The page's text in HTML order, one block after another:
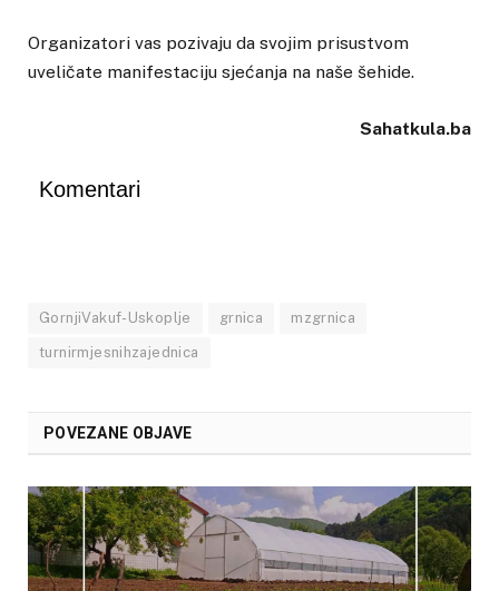
Organizatori vas pozivaju da svojim prisustvom
uveličate manifestaciju sjećanja na naše šehide.
Sahatkula.ba
Komentari
GornjiVakuf-Uskoplje grnica mzgrnica
turnirmjesnihzajednica
POVEZANE OBJAVE